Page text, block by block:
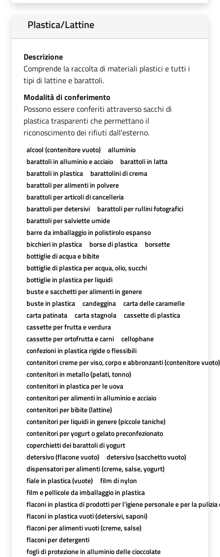
Plastica/Lattine
Descrizione
Comprende la raccolta di materiali plastici e tutti i
tipi di lattine e barattoli.
Modalità di conferimento
Possono essere conferiti attraverso sacchi di
plastica trasparenti che permettano il
riconoscimento dei rifiuti dall'esterno.
alcool (contenitore vuoto)
alluminio
barattoli in alluminio e acciaio
barattoli in latta
barattoli in plastica
barattolini di crema
barattoli per alimenti in polvere
barattoli per articoli di cancelleria
barattoli per detersivi
barattoli per rullini fotografici
barattoli per salviette umide
barre da imballaggio in polistirolo espanso
bicchieri in plastica
borse di plastica
borsette
bottiglie di acqua e bibite
bottiglie di plastica per acqua, olio, succhi
bottiglie in plastica per liquidi
buste e sacchetti per alimenti in genere
buste in plastica
candeggina
carta delle caramelle
carta patinata
carta stagnola
cassette di plastica
cassette per frutta e verdura
cassette per ortofrutta e carni
cellophane
confezioni in plastica rigide o flessibili
contenitori creme per viso, corpo e abbronzanti (contenitore vuoto)
contenitori in metallo (pelati, tonno)
contenitori in plastica per le uova
contenitori per alimenti in alluminio e acciaio
contenitori per bibite (lattine)
contenitori per liquidi in genere (piccole taniche)
contenitori per yogurt o gelato preconfezionato
coperchietti dei barattoli di yogurt
detersivo (flacone vuoto)
detersivo (sacchetto vuoto)
dispensatori per alimenti (creme, salse, yogurt)
fiale in plastica (vuote)
film di nylon
film e pellicole da imballaggio in plastica
flaconi in plastica di prodotti per l’igiene personale e per la pulizia
flaconi in plastica vuoti (detersivi, saponi)
flaconi per alimenti vuoti (creme, salse)
flaconi per detergenti
fogli di protezione in alluminio delle cioccolate